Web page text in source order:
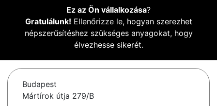
Ez az Ön vállalkozása?
Gratulálunk! Ellenőrizze le, hogyan szerezhet
népszerűsítéshez szükséges anyagokat, hogy
élvezhesse sikerét.
Budapest
Mártírok útja 279/B